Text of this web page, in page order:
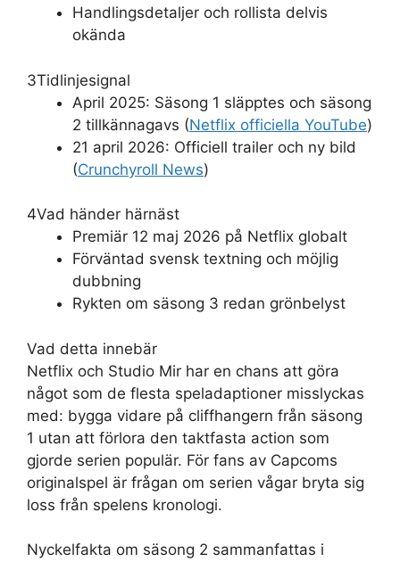
Handlingsdetaljer och rollista delvis
okända
3Tidlinjesignal
April 2025: Säsong 1 släpptes och säsong
2 tillkännagavs (Netflix officiella YouTube)
21 april 2026: Officiell trailer och ny bild
(Crunchyroll News)
4Vad händer härnäst
Premiär 12 maj 2026 på Netflix globalt
Förväntad svensk textning och möjlig
dubbning
Rykten om säsong 3 redan grönbelyst
Vad detta innebär
Netflix och Studio Mir har en chans att göra
något som de flesta speladaptioner misslyckas
med: bygga vidare på cliffhangern från säsong
1 utan att förlora den taktfasta action som
gjorde serien populär. För fans av Capcoms
originalspel är frågan om serien vågar bryta sig
loss från spelens kronologi.
Nyckelfakta om säsong 2 sammanfattas i